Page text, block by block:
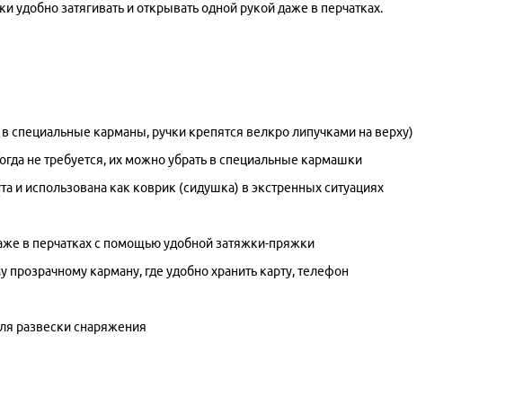
удобно затягивать и открывать одной рукой даже в перчатках.
карманы, ручки крепятся велкро липучками на верху)
не требуется, их можно убрать в специальные кармашки
и использована как коврик (сидушка) в экстренных ситуациях
в перчатках с помощью удобной затяжки-пряжки
карману, где удобно хранить карту, телефон
развески снаряжения